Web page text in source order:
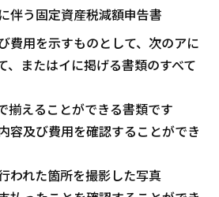
伴う固定資産税減額申告書
費用を示すものとして、次のアに
、またはイに掲げる書類のすべて
揃えることができる書類です
及び費用を確認することができ
れた箇所を撮影した写真